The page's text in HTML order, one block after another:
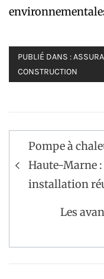
PUBLIÉ DANS :
CONSTRUCTION
Navigation
de
l’article
Pompe à
Haute-Marne
installation
Les